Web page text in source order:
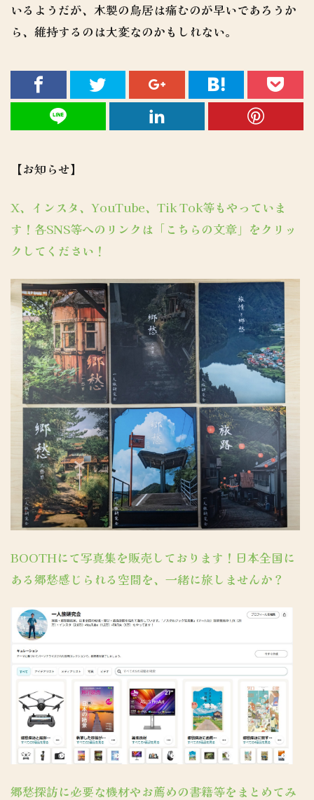
いるようだが、木製の鳥居は痛むのが早いであろうか
ら、維持するのは大変なのかもしれない。
【お知らせ】
X、インスタ、YouTube、Tik Tok等もやっていま
す！各SNS等へのリンクは「こちらの文章」をクリッ
クしてください！
BOOTHにて写真集を販売しております！日本全国に
ある郷愁感じられる空間を、一緒に旅しませんか？
郷愁探訪に必要な機材やお薦めの書籍等をまとめてみ